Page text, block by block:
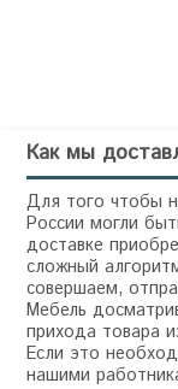
Как мы
Для того чтобы
России могли
доставке
сложный
совершаем,
Мебель
прихода товара
Если это
нашими